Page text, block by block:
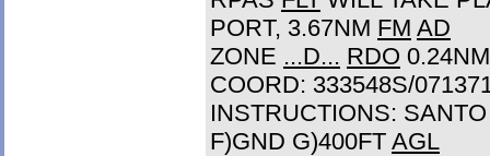
PORT, 3.67NM FM AD
ZONE ...D... RDO
COORD: 333548S/
INSTRUCTIONS:
F)GND G)400FT AGL